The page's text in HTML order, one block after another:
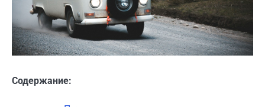
Содержание: